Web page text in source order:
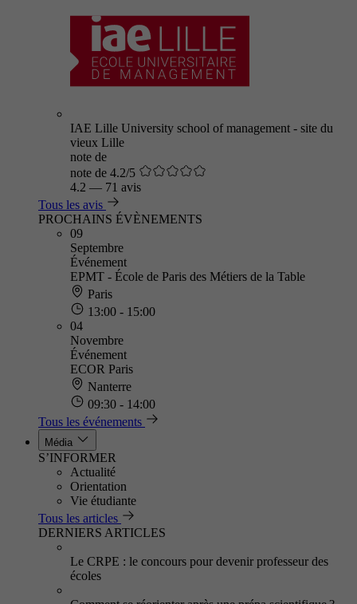
IAE Lille University school of management - site du
vieux Lille
note de
note de 4.2/5
4.2 — 71 avis
Tous les avis
PROCHAINS ÉVÈNEMENTS
09
Septembre
Événement
EPMT - École de Paris des Métiers de la Table
Paris
13:00 - 15:00
04
Novembre
Événement
ECOR Paris
Nanterre
09:30 - 14:00
Tous les événements
Média
S’INFORMER
Actualité
Orientation
Vie étudiante
Tous les articles
DERNIERS ARTICLES
Le CRPE : le concours pour devenir professeur des
écoles